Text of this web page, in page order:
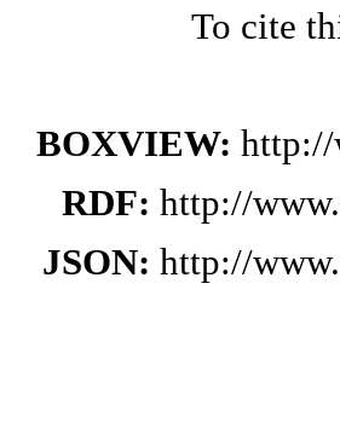
To cite
BOXVIEW: http://
RDF: http://
JSON: http://